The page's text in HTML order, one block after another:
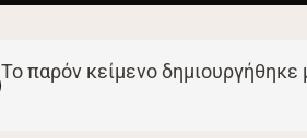
Το παρόν κείμενο